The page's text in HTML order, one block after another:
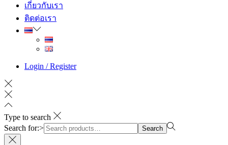
เกี่ยวกับเรา
ติดต่อเรา
Login / Register
Type to search
Search for:>
Search